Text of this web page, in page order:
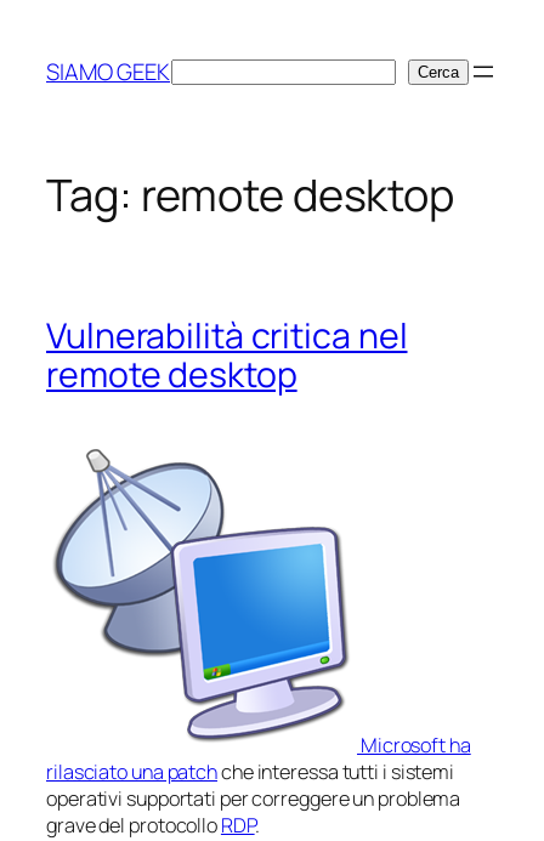
contenuto
SIAMO GEEKCerca Cerca
Tag: remote desktop
Vulnerabilità critica nel
remote desktop
Microsoft ha
rilasciato una patchche interessa tutti i sistemi
operativi supportati per correggere un problema
grave del protocolloRDP.